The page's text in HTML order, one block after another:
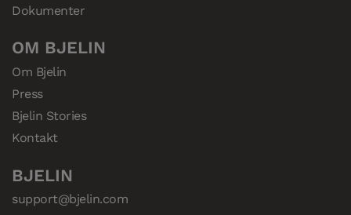
Dokumenter
OM BJELIN
Om Bjelin
Press
Bjelin Stories
Kontakt
BJELIN
support@bjelin.com